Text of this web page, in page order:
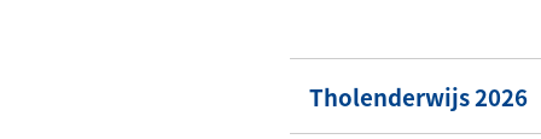
Tholenderwijs 2026